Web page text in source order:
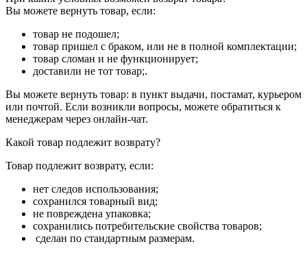
Вы можете вернуть товар, если:
товар не подошел;
товар пришел с браком, или не в полной комплектации;
товар сломан и не функционирует;
доставили не тот товар;.
Вы можете вернуть товар: в пункт выдачи, постамат, курьером
или почтой. Если возникли вопросы, можете обратиться к
менеджерам через онлайн-чат.
Какой товар подлежит возврату?
Товар подлежит возврату, если:
нет следов использования;
сохранился товарный вид;
не повреждена упаковка;
сохранились потребительские свойства товаров;
сделан по стандартным размерам.